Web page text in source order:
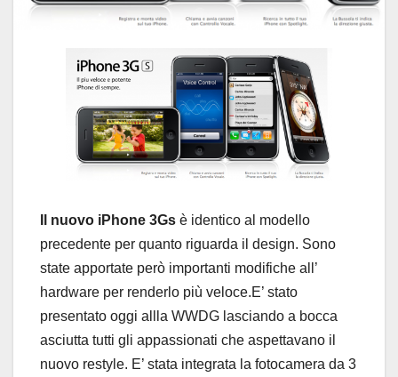
Il nuovo iPhone 3Gs è identico al modello
precedente per quanto riguarda il design. Sono
state apportate però importanti modifiche all’
hardware per renderlo più veloce.E’ stato
presentato oggi allla WWDG lasciando a bocca
asciutta tutti gli appassionati che aspettavano il
nuovo restyle. E’ stata integrata la fotocamera da 3